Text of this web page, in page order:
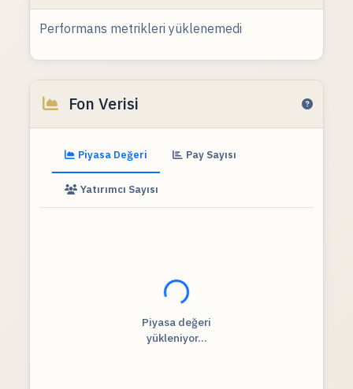
Performans metrikleri yüklenemedi
Fon Verisi
Piyasa Değeri Pay Sayısı
Yatırımcı Sayısı
Fiyat verileri yükleniyor...
Piyasa değeri
yükleniyor...